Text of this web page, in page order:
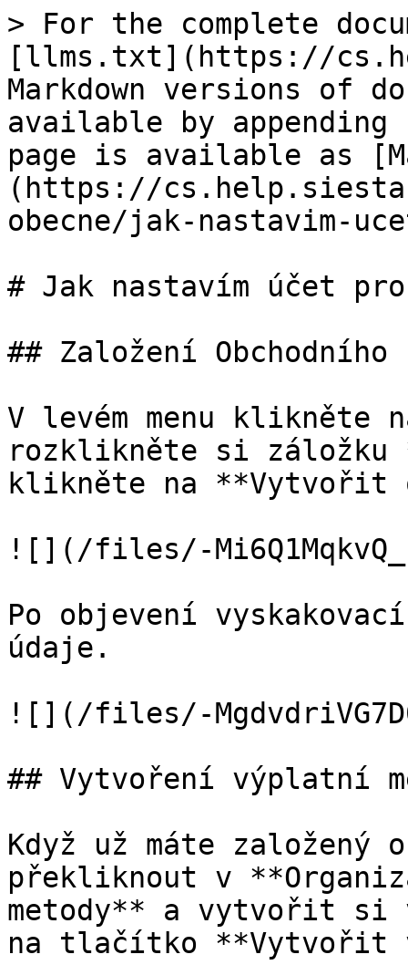
> For the complete
[llms.txt](https://
Markdown versions of
available by
page is available as
(https://
obecne/jak-nastavim-
# Jak nastavím účet
## Založení Obchodního
V levém menu klikněte
rozklikněte si záložku
klikněte na **Vytvořit
![](/files/-
Po objevení
údaje.
![](/files/-
## Vytvoření výplatní
Když už máte
překliknout v
metody** a vytvořit si
na tlačítko **Vytvořit